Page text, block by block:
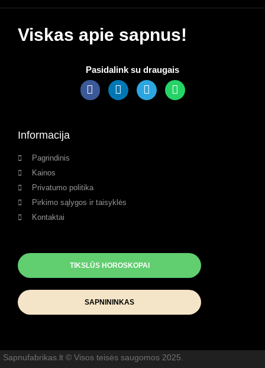
Viskas apie sapnus!
Pasidalink su draugais
Informacija
Pagrindinis
Kainos
Privatumo politika
Pirkimo sąlygos ir taisyklės
Kontaktai
TIKSLŪS HOROSKOPAI
SAPNININKAS
Sapnufabrikas.lt © Visos teisės saugomos 2025.